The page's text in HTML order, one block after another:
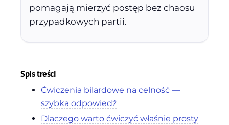
pomagają mierzyć postęp bez chaosu
przypadkowych partii.
Spis treści
Ćwiczenia bilardowe na celność —
szybka odpowiedź
Dlaczego warto ćwiczyć właśnie prosty